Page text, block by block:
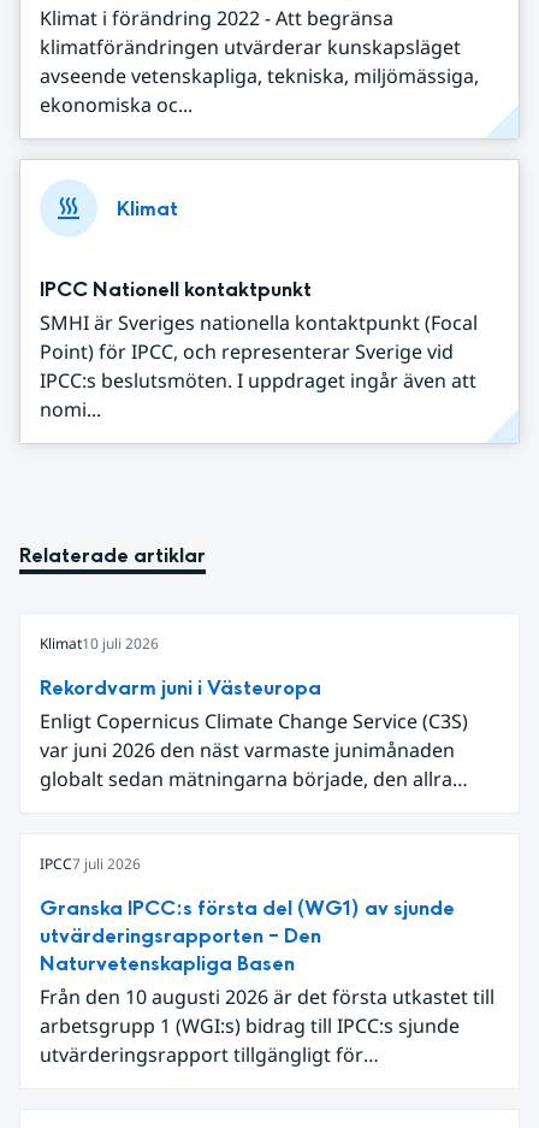
Klimat i förändring 2022 - Att begränsa
klimatförändringen utvärderar kunskapsläget
avseende vetenskapliga, tekniska, miljömässiga,
ekonomiska oc...
Klimat
IPCC Nationell kontaktpunkt
SMHI är Sveriges nationella kontaktpunkt (Focal
Point) för IPCC, och representerar Sverige vid
IPCC:s beslutsmöten. I uppdraget ingår även att
nomi...
Relaterade artiklar
Klimat10 juli 2026
Rekordvarm juni i Västeuropa
Enligt Copernicus Climate Change Service (C3S)
var juni 2026 den näst varmaste junimånaden
globalt sedan mätningarna började, den allra
begränsar oss till Västeuropa var det den allra
varmaste juni. Detta betingades till stor del av en
extrem hetta i slutet av månaden. Världshavens
ytvattentemperaturer var den högsta som
uppmätts för en juni månad, vilket ligger i fas med
en framväxande El Niño i Stilla havet.
IPCC7 juli 2026
Granska IPCC:s första del (WG1) av sjunde
utvärderingsrapporten – Den
Naturvetenskapliga Basen
Från den 10 augusti 2026 är det första utkastet till
arbetsgrupp 1 (WGI:s) bidrag till IPCC:s sjunde
utvärderingsrapport tillgängligt för